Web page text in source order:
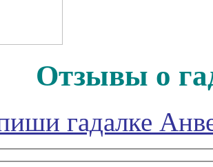
Отзывы о
гадалке